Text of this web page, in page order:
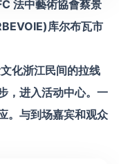
法中藝術協會蔡景
库尔布瓦市
化浙江民间的拉线
，进入活动中心。一
。与到场嘉宾和观众